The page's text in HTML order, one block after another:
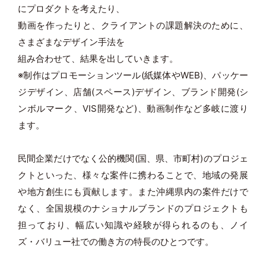
にプロダクトを考えたり、
動画を作ったりと、クライアントの課題解決のために、
さまざまなデザイン手法を
組み合わせて、結果を出していきます。
※制作はプロモーションツール(紙媒体やWEB)、パッケー
ジデザイン、店舗(スペース)デザイン、ブランド開発(シ
ンボルマーク、VIS開発など)、動画制作など多岐に渡り
ます。
民間企業だけでなく公的機関(国、県、市町村)のプロジェ
クトといった、様々な案件に携わることで、地域の発展
や地方創生にも貢献します。また沖縄県内の案件だけで
なく、全国規模のナショナルブランドのプロジェクトも
担っており、幅広い知識や経験が得られるのも、ノイ
ズ・バリュー社での働き方の特長のひとつです。